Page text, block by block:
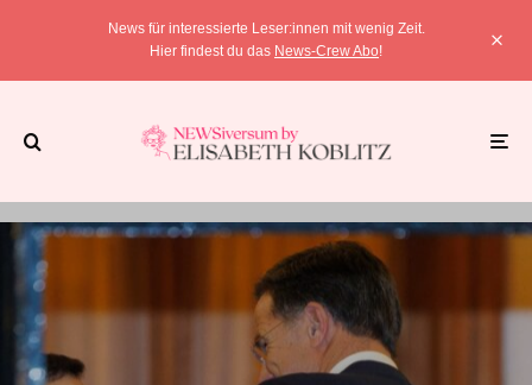
News für interessierte Leser:innen mit wenig Zeit.
Hier findest du das News-Crew Abo!